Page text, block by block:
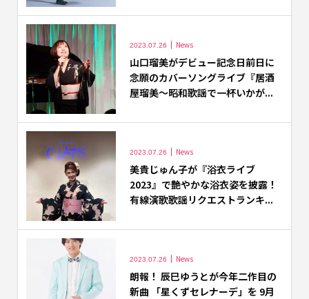
2023.07.26 News
山口瑠美がデビュー記念日前日に
念願のカバーソングライブ『居酒
屋瑠美～昭和歌謡で一杯いかが...
2023.07.26 News
美貴じゅん子が『浴衣ライブ
2023』で艶やかな浴衣姿を披露！
有線演歌歌謡リクエストランキ...
2023.07.26 News
朗報！ 辰巳ゆうとが今年二作目の
新曲 「星くずセレナーデ」を 9月